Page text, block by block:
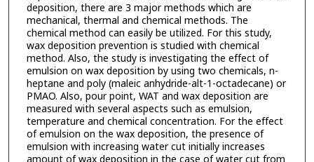
deposition, there are 3 major methods which are
mechanical, thermal and chemical methods. The
chemical method can easily be utilized. For this study,
wax deposition prevention is studied with chemical
method. Also, the study is investigating the effect of
emulsion on wax deposition by using two chemicals, n-
heptane and poly (maleic anhydride-alt-1-octadecane) or
PMAO. Also, pour point, WAT and wax deposition are
measured with several aspects such as emulsion,
temperature and chemical concentration. For the effect
of emulsion on the wax deposition, the presence of
emulsion with increasing water cut initially increases